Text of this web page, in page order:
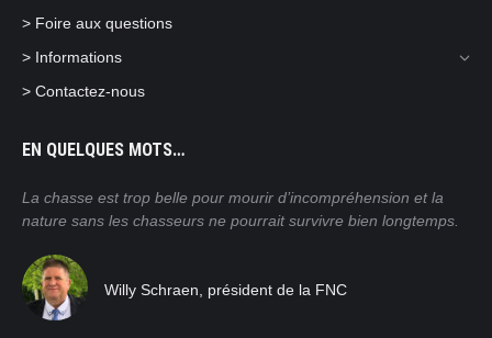
> Foire aux questions
> Informations
> Contactez-nous
EN QUELQUES MOTS…
La chasse est trop belle pour mourir d’incompréhension et la
nature sans les chasseurs ne pourrait survivre bien longtemps.
Willy Schraen, président de la FNC